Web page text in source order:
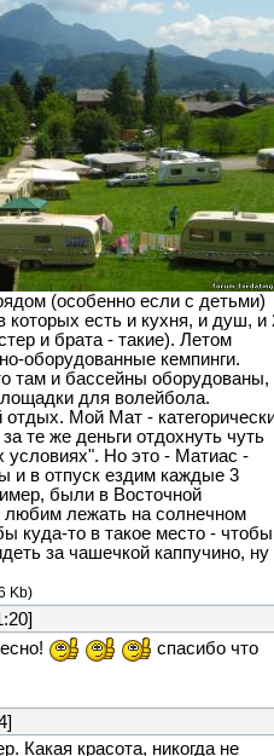
(особенно если с детьми)
которых есть и кухня, и душ, и
и брата - такие). Летом
оборудованные кемпинги.
там и бассейны оборудованы,
для волейбола.
Мой Мат -
те же деньги отдохнуть чуть
Но это - Матиас -
и в отпуск ездим каждые 3
были в Восточной
любим лежать на солнечном
куда-то в такое место - чтобы
за чашечкой каппучино, ну
Kb)
спасибо что
Какая красота, никогда не